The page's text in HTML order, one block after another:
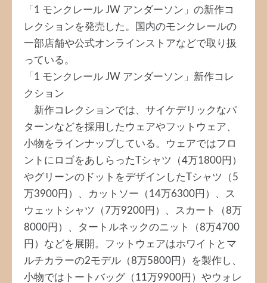
「1 モンクレール JW アンダーソン」の新作コ
レクションを発売した。国内のモンクレールの
一部店舗や公式オンラインストアなどで取り扱
っている。
「1 モンクレール JW アンダーソン」新作コレ
クション
新作コレクションでは、サイケデリックなパ
ターンなどを採用したウェアやフットウェア、
小物をラインナップしている。ウェアではフロ
ントにロゴをあしらったTシャツ（4万1800円）
やグリーンのドットをデザインしたTシャツ（5
万3900円）、カットソー（14万6300円）、ス
ウェットシャツ（7万9200円）、スカート（8万
8000円）、タートルネックのニット（8万4700
円）などを展開。フットウェアはホワイトとマ
ルチカラーの2モデル（8万5800円）を製作し、
小物ではトートバッグ（11万9900円）やウォレ